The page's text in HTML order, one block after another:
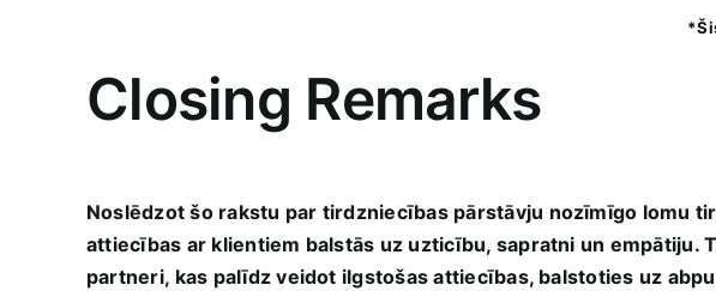
Closing Remarks
Noslēdzot ​šo rakstu par tirdzniecības pārstāvju nozīmīgo ‍lomu
attiecības ar klientiem balstās uz uzticību, sapratni un
partneri, ⁢kas palīdz‍ veidot ilgstošas attiecības, balstoties uz